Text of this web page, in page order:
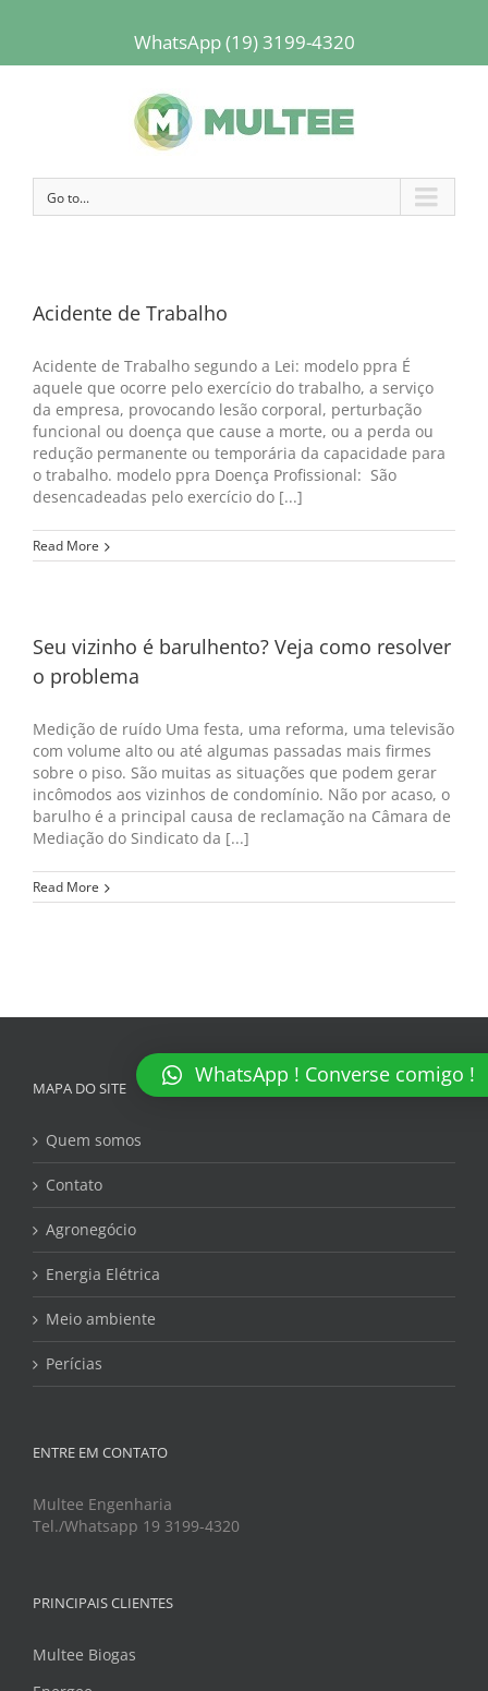
WhatsApp (19) 3199-4320
Go to...
Acidente de Trabalho
Acidente de Trabalho segundo a Lei: modelo ppra É
aquele que ocorre pelo exercício do trabalho, a serviço
da empresa, provocando lesão corporal, perturbação
funcional ou doença que cause a morte, ou a perda ou
redução permanente ou temporária da capacidade para
o trabalho. modelo ppra Doença Profissional: São
desencadeadas pelo exercício do [...]
Read More
Seu vizinho é barulhento? Veja como resolver
o problema
Medição de ruído Uma festa, uma reforma, uma televisão
com volume alto ou até algumas passadas mais firmes
sobre o piso. São muitas as situações que podem gerar
incômodos aos vizinhos de condomínio. Não por acaso, o
barulho é a principal causa de reclamação na Câmara de
Mediação do Sindicato da [...]
Read More
MAPA DO SITE
Quem somos
Contato
Agronegócio
Energia Elétrica
Meio ambiente
Perícias
ENTRE EM CONTATO
Multee Engenharia
Tel./Whatsapp 19 3199-4320
PRINCIPAIS CLIENTES
Multee Biogas
WhatsApp ! Converse comigo !